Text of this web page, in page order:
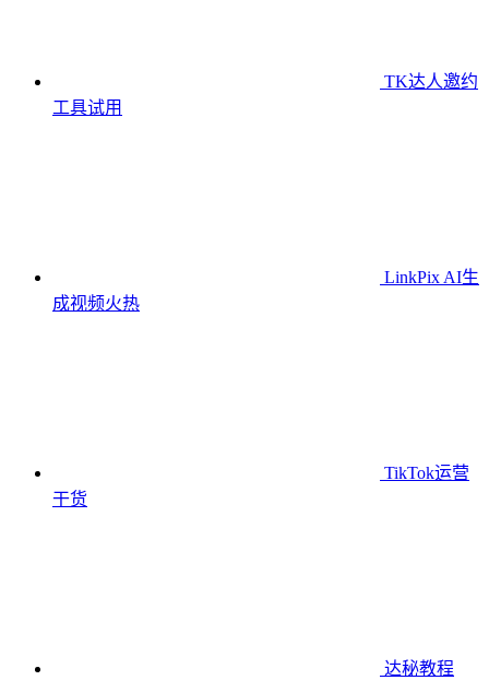
TK达人邀约
工具试用
LinkPix AI生
成视频火热
TikTok运营
干货
达秘教程